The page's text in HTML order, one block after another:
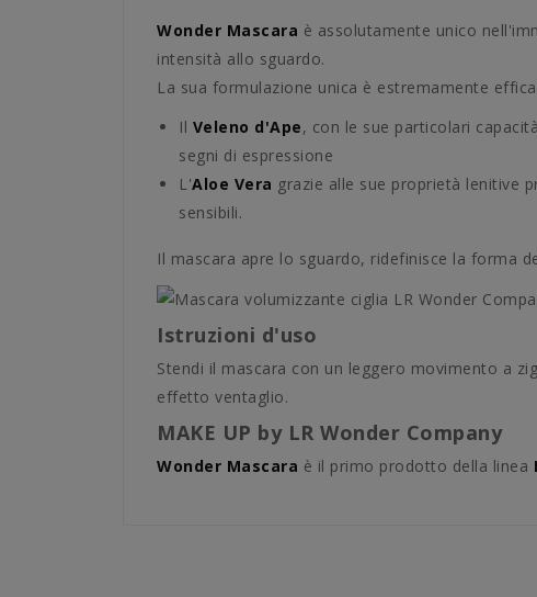
Wonder Mascara è assolutamente unico
intensità allo sguardo.
La sua formulazione unica è estremamente
Il Veleno d'Ape, con le sue particolari
segni di espressione
L'Aloe Vera grazie alle sue proprietà lenitive
sensibili.
Il mascara apre lo sguardo, ridefinisce la forma
Istruzioni d'uso
Stendi il mascara con un leggero movimento a
effetto ventaglio.
MAKE UP by LR Wonder Company
Wonder Mascara è il primo prodotto della linea